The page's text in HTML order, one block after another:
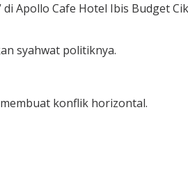
Apollo Cafe Hotel Ibis Budget
syahwat politiknya.
konflik horizontal.